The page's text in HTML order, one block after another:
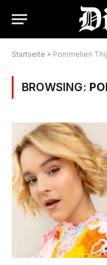
Startseite » Pommelien
BROWSING: